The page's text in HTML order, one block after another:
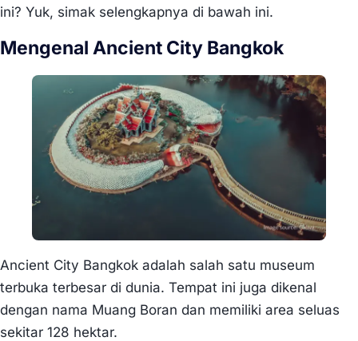
ini? Yuk, simak selengkapnya di bawah ini.
Mengenal Ancient City Bangkok
Ancient City Bangkok adalah salah satu museum
terbuka terbesar di dunia. Tempat ini juga dikenal
dengan nama Muang Boran dan memiliki area seluas
sekitar 128 hektar.